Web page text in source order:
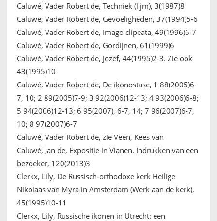
Caluwé, Vader Robert de, Techniek (lijm), 3(1987)8
Caluwé, Vader Robert de, Gevoeligheden, 37(1994)5-6
Caluwé, Vader Robert de, Imago clipeata, 49(1996)6-7
Caluwé, Vader Robert de, Gordijnen, 61(1999)6
Caluwé, Vader Robert de, Jozef, 44(1995)2-3. Zie ook
43(1995)10
Caluwé, Vader Robert de, De ikonostase, 1 88(2005)6-
7, 10; 2 89(2005)7-9; 3 92(2006)12-13; 4 93(2006)6-8;
5 94(2006)12-13; 6 95(2007), 6-7, 14; 7 96(2007)6-7,
10; 8 97(2007)6-7
Caluwé, Vader Robert de, zie Veen, Kees van
Caluwé, Jan de, Expositie in Vianen. Indrukken van een
bezoeker, 120(2013)3
Clerkx, Lily, De Russisch-orthodoxe kerk Heilige
Nikolaas van Myra in Amsterdam (Werk aan de kerk),
45(1995)10-11
Clerkx, Lily, Russische ikonen in Utrecht: een